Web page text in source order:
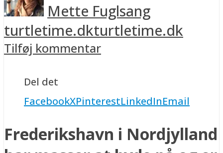
Mette Fuglsang
turtletime.dkturtletime.dk
Tilføj kommentar
Del det
FacebookXPinterestLinkedInEmail
Frederikshavn i Nordjylland